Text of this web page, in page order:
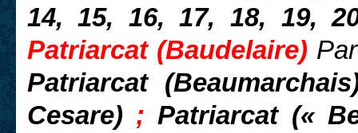
14, 15, 16, 17, 18, 19,
Patriarcat (Baudelaire)
Patriarcat
Cesare) ;Patriarcat («